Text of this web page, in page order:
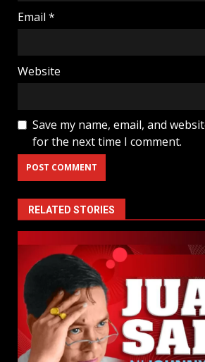
Email *
Website
Save my name, email, and
for the next time I comment.
RELATED STORIES